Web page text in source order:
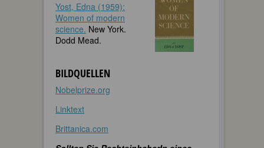
Yost, Edna (1959):
Women of modern
science. New York.
Dodd Mead.
BILDQUELLEN
Nobelprize.org
Linktext
Brittanica.com